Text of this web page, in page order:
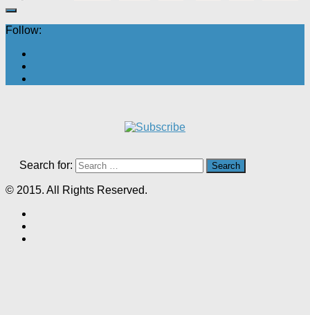
Follow:
Search for:
© 2015. All Rights Reserved.